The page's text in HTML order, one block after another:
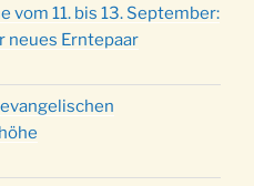
15:00 Uhr
in der FeG um 16 Uhr
in der Kirche um
in der Kirche um
vom 11. bis 13. September:
neues Erntepaar